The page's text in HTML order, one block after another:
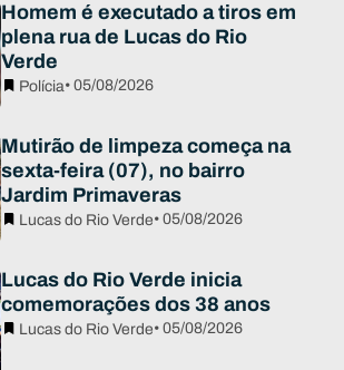
Homem é executado a tiros em
plena rua de Lucas do Rio
Verde
Polícia• 05/08/2026
Mutirão de limpeza começa na
sexta-feira (07), no bairro
Jardim Primaveras
Lucas do Rio Verde• 05/08/2026
Lucas do Rio Verde inicia
comemorações dos 38 anos
Lucas do Rio Verde• 05/08/2026